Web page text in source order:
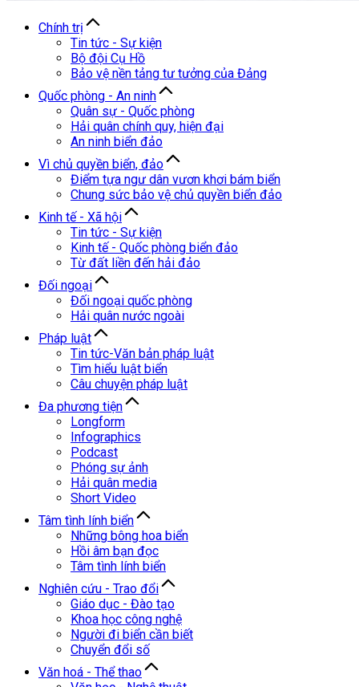
Chính trị
Tin tức - Sự kiện
Bộ đội Cụ Hồ
Bảo vệ nền tảng tư tưởng của Đảng
Quốc phòng - An ninh
Quân sự - Quốc phòng
Hải quân chính quy, hiện đại
An ninh biển đảo
Vì chủ quyền biển, đảo
Điểm tựa ngư dân vươn khơi bám biển
Chung sức bảo vệ chủ quyền biển đảo
Kinh tế - Xã hội
Tin tức - Sự kiện
Kinh tế - Quốc phòng biển đảo
Từ đất liền đến hải đảo
Đối ngoại
Đối ngoại quốc phòng
Hải quân nước ngoài
Pháp luật
Tin tức-Văn bản pháp luật
Tìm hiểu luật biển
Câu chuyện pháp luật
Đa phương tiện
Longform
Infographics
Podcast
Phóng sự ảnh
Hải quân media
Short Video
Tâm tình lính biển
Những bông hoa biển
Hồi âm bạn đọc
Tâm tình lính biển
Nghiên cứu - Trao đổi
Giáo dục - Đào tạo
Khoa học công nghệ
Người đi biển cần biết
Chuyển đổi số
Văn hoá - Thể thao